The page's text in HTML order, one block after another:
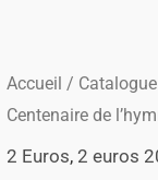
Accueil /
Centenaire de
2 Euros,2 euros